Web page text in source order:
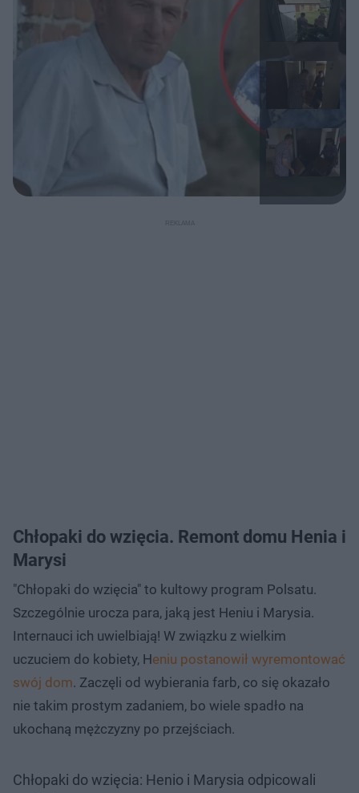
Chłopaki do wzięcia. Remont domu Henia i
Marysi
"Chłopaki do wzięcia" to kultowy program Polsatu.
Szczególnie urocza para, jaką jest Heniu i Marysia.
Internauci ich uwielbiają! W związku z wielkim
uczuciem do kobiety, Heniu postanowił wyremontować
swój dom. Zaczęli od wybierania farb, co się okazało
nie takim prostym zadaniem, bo wiele spadło na
ukochaną mężczyzny po przejściach.
Chłopaki do wzięcia: Henio i Marysia odpicowali